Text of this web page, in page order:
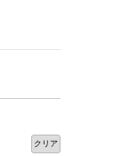
クリア